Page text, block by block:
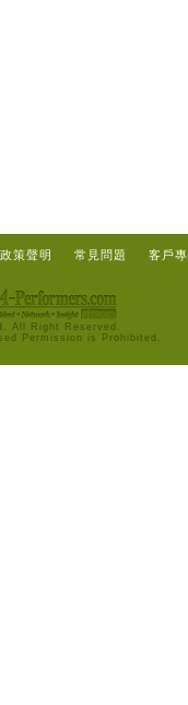
策聲明 常見問題 客戶
All Right Reserved.
Permission is Prohibited.